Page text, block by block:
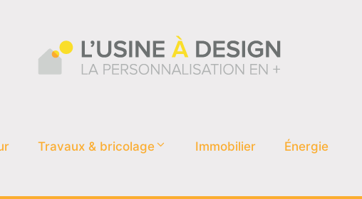
Travaux & bricolage Immobilier Énergie